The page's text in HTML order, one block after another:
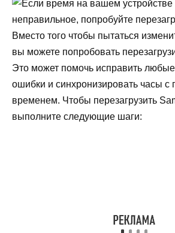
Вместо того чтобы пытаться
вы можете попробовать
Это может помочь исправить
ошибки и синхронизировать часы с
временем. Чтобы перезагрузить
выполните следующие шаги: